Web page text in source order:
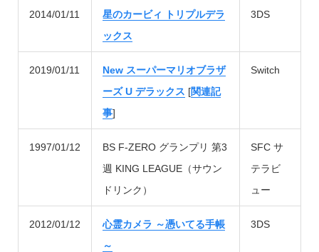
2014/01/11
星のカービィ トリプルデラ
ックス
3DS
2019/01/11
New スーパーマリオブラザ
ーズ U デラックス [関連記
事]
Switch
1997/01/12
BS F-ZERO グランプリ 第3
週 KING LEAGUE（サウン
ドリンク）
SFC サ
テラビ
ュー
2012/01/12
心霊カメラ ～憑いてる手帳
～
3DS